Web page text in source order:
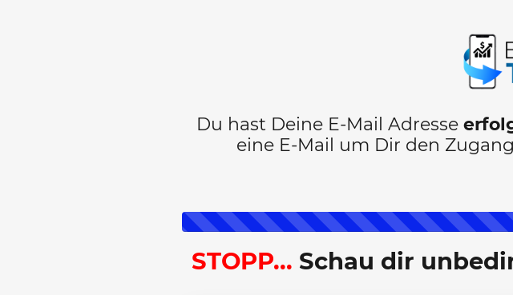
Du hast Deine E-Mail Adresse
eine E-Mail um Dir den
STOPP... Schau dir